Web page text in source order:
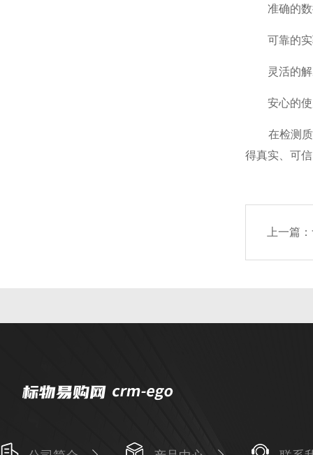
准确的数
可靠的实验
灵活的解决
安心的使
在检测质量
得真实、可
上一篇：